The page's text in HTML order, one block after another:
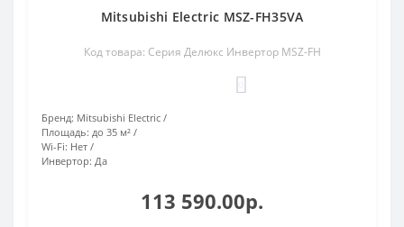
Mitsubishi Electric MSZ-FH35VA
Код товара: Серия Делюкс Инвертор MSZ-FH
Бренд: Mitsubishi Electric
Площадь: до 35 м²
Wi-Fi: Нет
Инвертор: Да
113 590.00р.